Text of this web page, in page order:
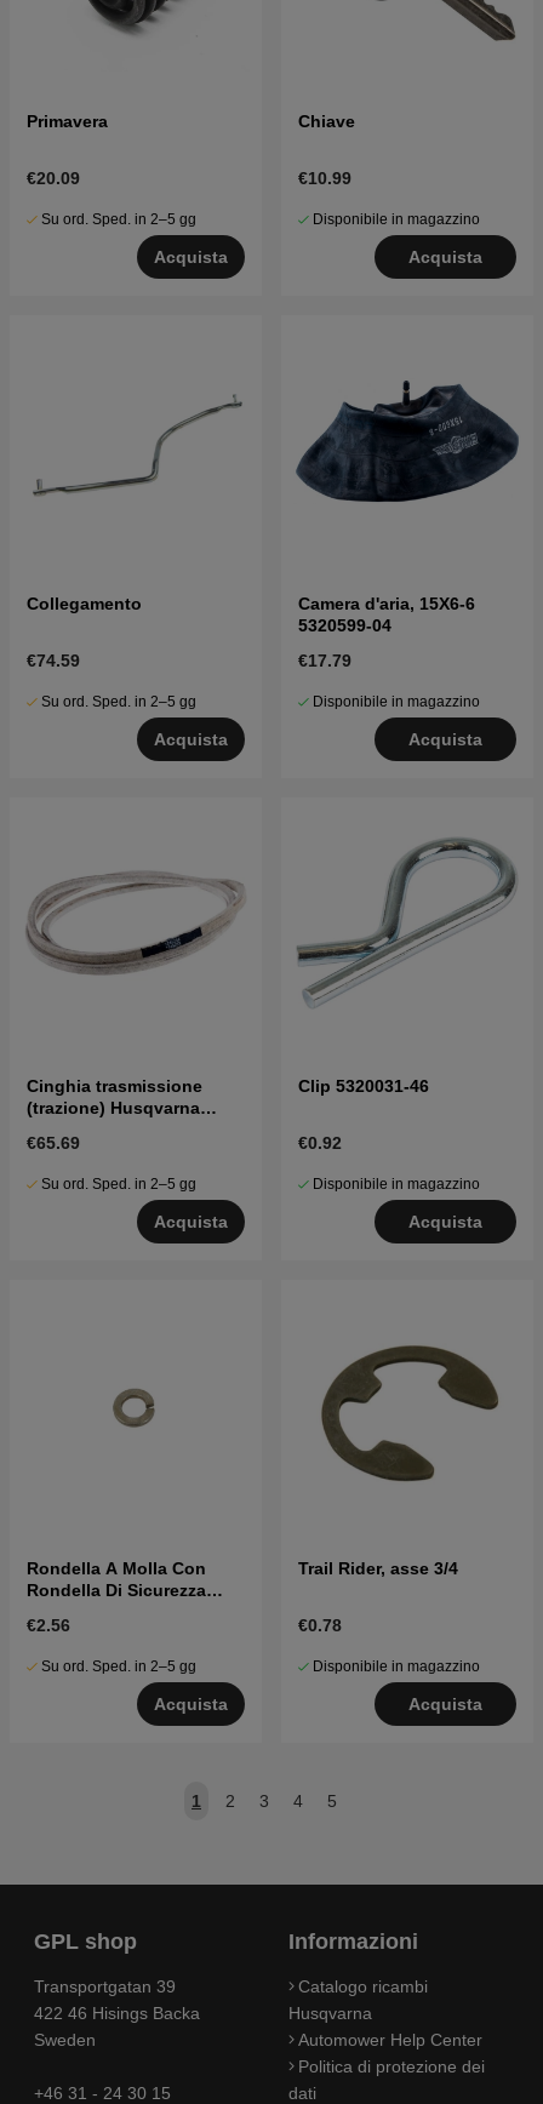
Primavera
€20.09
Su ord. Sped. in 2–5 gg
Acquista
Chiave
€10.99
Disponibile in magazzino
Acquista
Collegamento
€74.59
Su ord. Sped. in 2–5 gg
Acquista
Camera d'aria, 15X6-6
5320599-04
€17.79
Disponibile in magazzino
Acquista
Cinghia trasmissione
(trazione) Husqvarna
€65.69
Su ord. Sped. in 2–5 gg
Acquista
Clip 5320031-46
€0.92
Disponibile in magazzino
Acquista
Rondella A Molla Con
Rondella Di Sicurezza
€2.56
Su ord. Sped. in 2–5 gg
Acquista
Trail Rider, asse 3/4
€0.78
Disponibile in magazzino
Acquista
1 2 3 4 5
GPL shop
Transportgatan 39
422 46 Hisings Backa
Sweden
+46 31 - 24 30 15
Informazioni
Catalogo ricambi
Husqvarna
Automower Help Center
Politica di protezione dei
dati